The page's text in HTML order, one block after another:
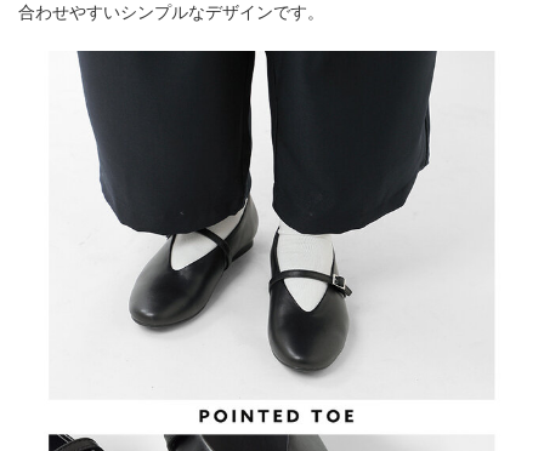
合わせやすいシンプルなデザインです。